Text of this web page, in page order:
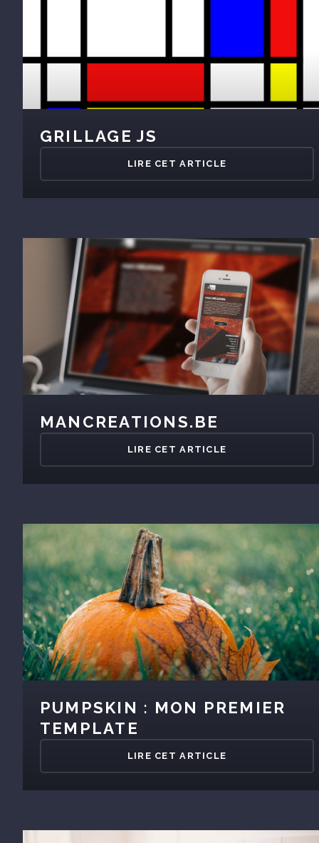
GRILLAGE JS
LIRE CET ARTICLE
MANCREATIONS.BE
LIRE CET ARTICLE
PUMPSKIN : MON PREMIER
TEMPLATE
LIRE CET ARTICLE